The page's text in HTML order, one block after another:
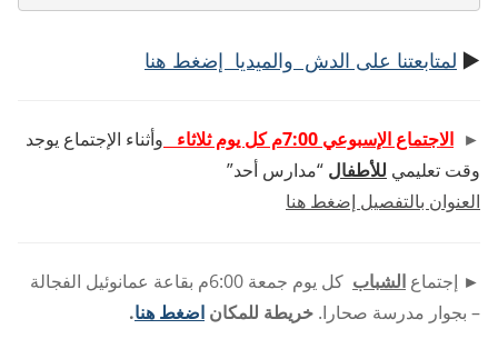
► لمتابعتنا على الدش والميديا إضغط هنا
► الاجتماع الإسبوعي 7:00م كل يوم ثلاثاء
وأثناء الإجتماع يوجد
وقت تعليمي للأطفال “مدارس أحد”
العنوان بالتفصيل إضغط هنا
► إجتماع الشباب
كل يوم جمعة 6:00م بقاعة عمانوئيل الفجالة
– بجوار مدرسة صحارا. خريطة للمكان اضغط هنا.